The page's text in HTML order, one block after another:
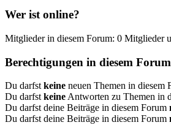
Wer ist online?
Mitglieder in diesem Forum: 0 Mitglieder
Berechtigungen in diesem Forum
Du darfst keine neuen Themen in diesem
Du darfst keine Antworten zu Themen in
Du darfst deine Beiträge in diesem Forum
Du darfst deine Beiträge in diesem Forum